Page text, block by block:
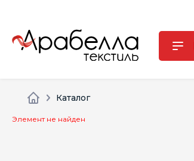
Каталог
Элемент не найден